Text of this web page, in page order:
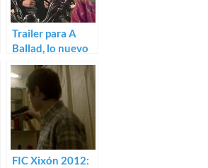
Trailer para A
Ballad, lo nuevo
de Aida Begić
FIC Xixón 2012: